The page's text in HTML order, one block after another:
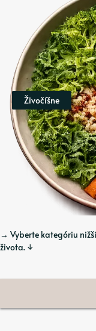
Živočíšne
→ Vyberte kategóriu
života. ↓